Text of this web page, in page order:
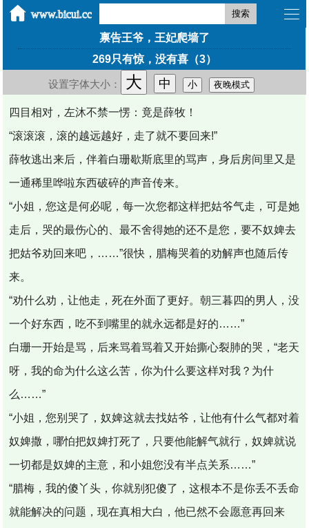
搜索
禀告王爷，王妃爬墙了
269只有惊，没有喜（3）
设置字体大小： 大 中 小 夜晚模式
四目相对，左沐不禁一愣：竟是薛牧！
“滚滚滚，滚的越远越好，走了就不要回来!”
薛牧逃出来后，伴着白珊歇斯底里的骂声，身后房间里又是
一通稀里哗啦东西破碎的声音传来。
“小姐，您这是何必呢，每一次您都这样把姑爷气走，可是她
走后，哭的最伤心的、最不舍得她的还不是您，要不奴婢去
把姑爷劝回来吧，……”很快，腊梅哭着的劝解声也随后传
来。
“劝什么劝，让他走，死在外面了更好。朝三暮四的男人，没
一个好东西，吃不到嘴里的就永远都是好的……”
白珊一开始是骂，后来骂着骂着又开始撕心裂肺的哭，“老天
呀，我的命为什么这么苦，你为什么要这样对我？为什
么……”
“小姐，您别哭了，奴婢这就去找姑爷，让他有什么气都对着
奴婢撒，哪怕把奴婢打死了，只要他能解气就行，奴婢就说
一切都是奴婢的主意，和小姐您没有半点关系……”
“腊梅，我的傻丫头，你就别犯傻了，这根本不是你丢不丢命
就能解决的问题，现在真相大白，他已然不会愿意再回来